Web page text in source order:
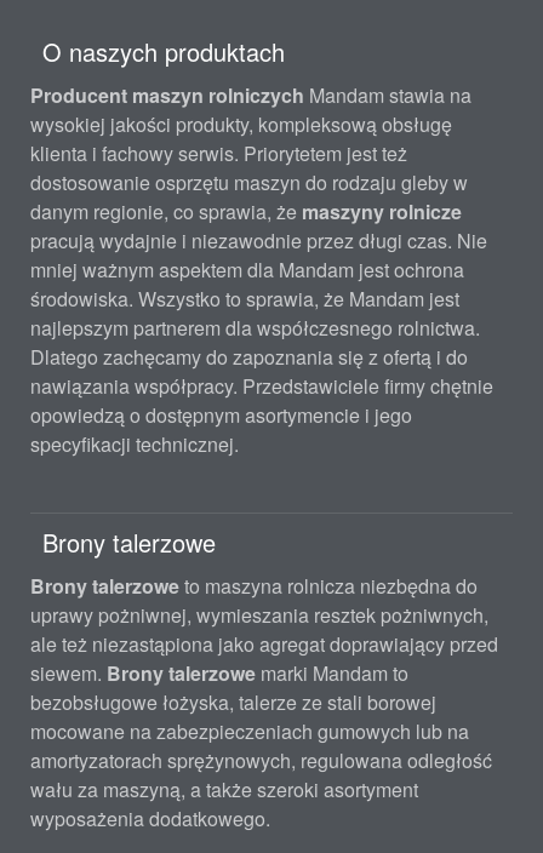
O naszych produktach
Producent maszyn rolniczych Mandam stawia na
wysokiej jakości produkty, kompleksową obsługę
klienta i fachowy serwis. Priorytetem jest też
dostosowanie osprzętu maszyn do rodzaju gleby w
danym regionie, co sprawia, że maszyny rolnicze
pracują wydajnie i niezawodnie przez długi czas. Nie
mniej ważnym aspektem dla Mandam jest ochrona
środowiska. Wszystko to sprawia, że Mandam jest
najlepszym partnerem dla współczesnego rolnictwa.
Dlatego zachęcamy do zapoznania się z ofertą i do
nawiązania współpracy. Przedstawiciele firmy chętnie
opowiedzą o dostępnym asortymencie i jego
specyfikacji technicznej.
Brony talerzowe
Brony talerzoweto maszyna rolnicza niezbędna do
uprawy pożniwnej, wymieszania resztek pożniwnych,
ale też niezastąpiona jako agregat doprawiający przed
siewem. Brony talerzowe marki Mandam to
bezobsługowe łożyska, talerze ze stali borowej
mocowane na zabezpieczeniach gumowych lub na
amortyzatorach sprężynowych, regulowana odległość
wału za maszyną, a także szeroki asortyment
wyposażenia dodatkowego.